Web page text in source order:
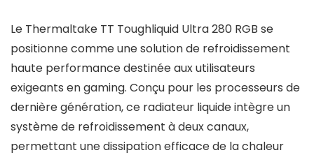
Le Thermaltake TT Toughliquid Ultra 280 RGB se
positionne comme une solution de refroidissement
haute performance destinée aux utilisateurs
exigeants en gaming. Conçu pour les processeurs de
dernière génération, ce radiateur liquide intègre un
système de refroidissement à deux canaux,
permettant une dissipation efficace de la chaleur